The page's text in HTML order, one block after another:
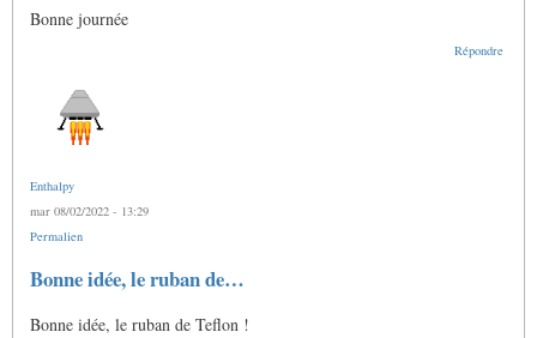
Bonne journée
Répondre
Enthalpy
mar 08/02/2022 - 13:29
Permalien
Bonne idée, le ruban de…
Bonne idée, le ruban de Teflon !